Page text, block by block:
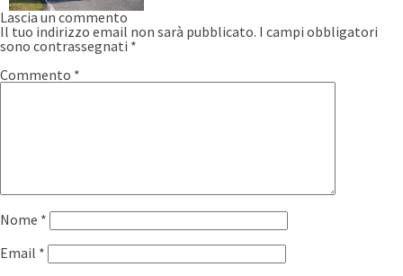
Lascia un commento
Il tuo indirizzo email non sarà pubblicato. I campi obbligatori
sono contrassegnati *
Commento *
Nome *
Email *